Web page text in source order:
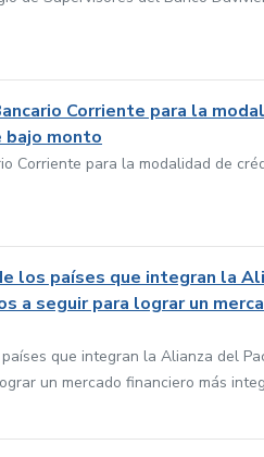
Corriente para la
bajo monto
Corriente para la modalidad de
los países que integran la
a seguir para lograr un
que integran la Alianza del
un mercado financiero más